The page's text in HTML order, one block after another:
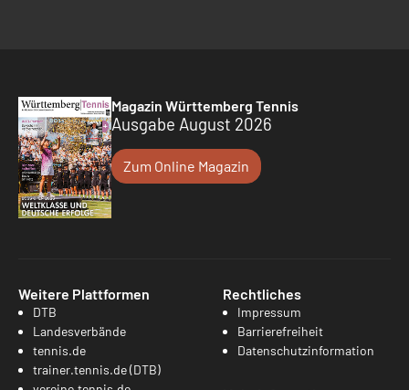
Magazin Württemberg Tennis
Ausgabe August 2026
Zum Online Magazin
Weitere Plattformen
DTB
Landesverbände
tennis.de
trainer.tennis.de (DTB)
Rechtliches
Impressum
Barrierefreiheit
Datenschutzinformation